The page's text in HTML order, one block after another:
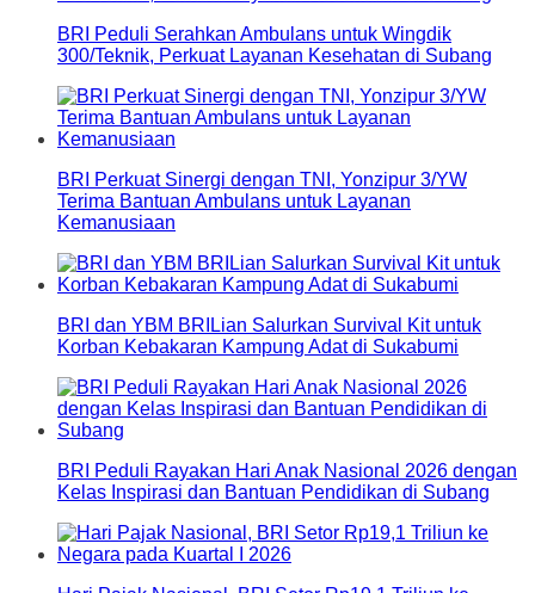
BRI Peduli Serahkan Ambulans untuk Wingdik
300/Teknik, Perkuat Layanan Kesehatan di Subang
BRI Perkuat Sinergi dengan TNI, Yonzipur 3/YW
Terima Bantuan Ambulans untuk Layanan
Kemanusiaan
BRI dan YBM BRILian Salurkan Survival Kit untuk
Korban Kebakaran Kampung Adat di Sukabumi
BRI Peduli Rayakan Hari Anak Nasional 2026 dengan
Kelas Inspirasi dan Bantuan Pendidikan di Subang